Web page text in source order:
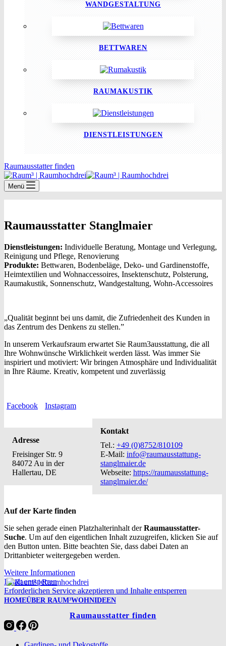
WANDGESTALTUNG
BETTWAREN
RAUMAKUSTIK
DIENSTLEISTUNGEN
Raumausstatter finden
Menü
Raumausstatter Stanglmaier
Dienstleistungen: Individuelle Beratung, Montage und Verlegung,
Reinigung und Pflege, Renovierung
Produkte: Bettwaren, Bodenbeläge, Deko- und Gardinenstoffe,
Heimtextilien und Wohnaccessoires, Insektenschutz, Polsterung,
Raumakustik, Sonnenschutz, Wandgestaltung, Wohn-Accessoires
„Qualität beginnt bei uns damit, die Zufriedenheit des Kunden in
das Zentrum des Denkens zu stellen.”
In unserem Verkaufsraum erwartet Sie Raum3ausstattung, die all
Ihre Wohnwünsche Wirklichkeit werden lässt. Was immer Sie
inspiriert und motiviert: Wir bringen Atmosphäre und Individualität
in Ihre Räume. Kreativ, kompetent und zuverlässig
Facebook Instagram
Adresse
Freisinger Str. 9
84072 Au in der
Hallertau, DE
Kontakt
Tel.: +49 (0)8752/810109
E-Mail: info@raumausstattung-
stanglmaier.de
Webseite: https://raumausstattung-
stanglmaier.de/
Auf der Karte finden
Sie sehen gerade einen Platzhalterinhalt derRaumausstatter-
Suche. Um auf den eigentlichen Inhalt zuzugreifen, klicken Sie auf
den Button unten. Bitte beachten Sie, dass dabei Daten an
Drittanbieter weitergegeben werden.
Weitere Informationen
Inhalt entsperren
Erforderlichen Service akzeptieren und Inhalte entsperren
HOMEÜBER RAUM³WOHNIDEEN
Raumausstatter finden